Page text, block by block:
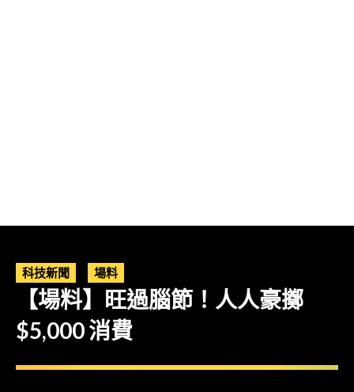
科技新聞 場料
【場料】旺過腦節！人人豪擲
$5,000 消費